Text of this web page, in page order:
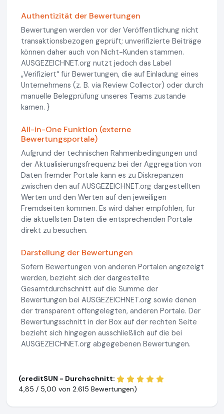
Authentizität der Bewertungen
Bewertungen werden vor der Veröffentlichung nicht
transaktionsbezogen geprüft; unverifizierte Beiträge
können daher auch von Nicht-Kunden stammen.
AUSGEZEICHNET.org nutzt jedoch das Label
„Verifiziert“ für Bewertungen, die auf Einladung eines
Unternehmens (z. B. via Review Collector) oder durch
manuelle Belegprüfung unseres Teams zustande
kamen. }
All-in-One Funktion (externe
Bewertungsportale)
Aufgrund der technischen Rahmenbedingungen und
der Aktualisierungsfrequenz bei der Aggregation von
Daten fremder Portale kann es zu Diskrepanzen
zwischen den auf AUSGEZEICHNET.org dargestellten
Werten und den Werten auf den jeweiligen
Fremdseiten kommen. Es wird daher empfohlen, für
die aktuellsten Daten die entsprechenden Portale
direkt zu besuchen.
Darstellung der Bewertungen
Sofern Bewertungen von anderen Portalen angezeigt
werden, bezieht sich der dargestellte
Gesamtdurchschnitt auf die Summe der
Bewertungen bei AUSGEZEICHNET.org sowie denen
der transparent offengelegten, anderen Portale. Der
Bewertungsschnitt in der Box auf der rechten Seite
bezieht sich hingegen ausschließlich auf die bei
AUSGEZEICHNET.org abgegebenen Bewertungen.
(creditSUN - Durchschnitt:
4,85 / 5,00 von 2.615 Bewertungen)